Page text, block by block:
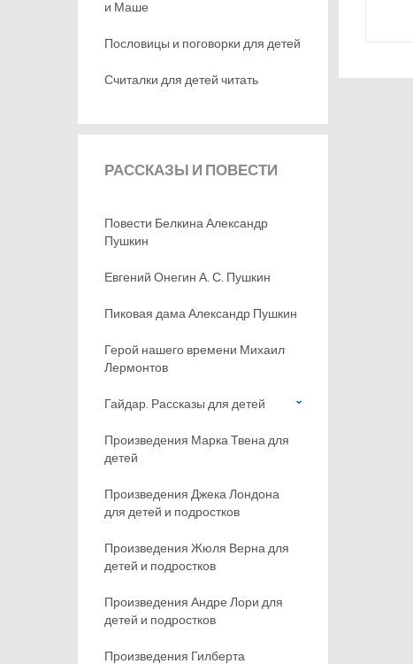
и Маше
Пословицы и поговорки для детей
Считалки для детей читать
РАССКАЗЫ И ПОВЕСТИ
Повести Белкина Александр
Пушкин
Евгений Онегин А. С. Пушкин
Пиковая дама Александр Пушкин
Герой нашего времени Михаил
Лермонтов
Гайдар. Рассказы для детей
Произведения Марка Твена для
детей
Произведения Джека Лондона
для детей и подростков
Произведения Жюля Верна для
детей и подростков
Произведения Андре Лори для
детей и подростков
Произведения Гилберта